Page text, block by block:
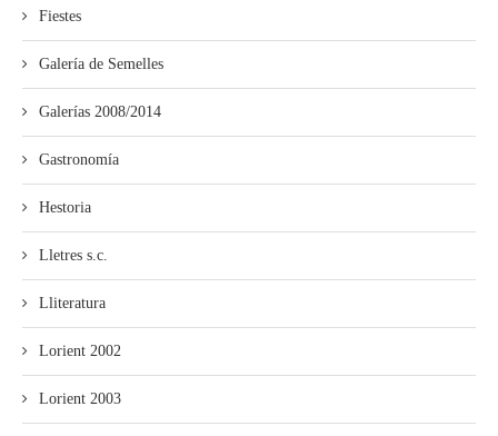
Fiestes
Galería de Semelles
Galerías 2008/2014
Gastronomía
Hestoria
Lletres s.c.
Lliteratura
Lorient 2002
Lorient 2003